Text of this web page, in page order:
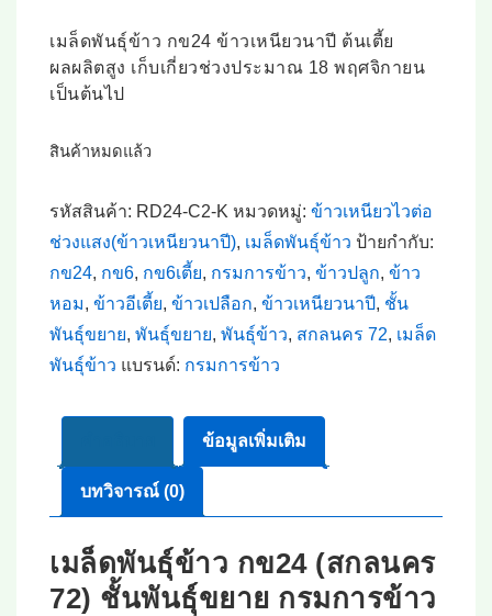
was:
฿2,200.00.
is:
฿2,100.00.
เมล็ดพันธุ์ข้าว กข24 ข้าวเหนียวนาปี ต้นเตี้ย
ผลผลิตสูง เก็บเกี่ยวช่วงประมาณ 18 พฤศจิกายน
เป็นต้นไป
สินค้าหมดแล้ว
รหัสสินค้า: RD24-C2-K หมวดหมู่: ข้าวเหนียวไวต่อ
ช่วงแสง(ข้าวเหนียวนาปี), เมล็ดพันธุ์ข้าว ป้ายกำกับ:
กข24, กข6, กข6เตี้ย, กรมการข้าว, ข้าวปลูก, ข้าว
หอม, ข้าวอีเตี้ย, ข้าวเปลือก, ข้าวเหนียวนาปี, ชั้น
พันธุ์ขยาย, พันธุ์ขยาย, พันธุ์ข้าว, สกลนคร 72, เมล็ด
พันธุ์ข้าว แบรนด์: กรมการข้าว
ข้อมูลเพิ่มเติม
บทวิจารณ์ (0)
เมล็ดพันธุ์ข้าว กข24 (สกลนคร
72) ชั้นพันธุ์ขยาย กรมการข้าว